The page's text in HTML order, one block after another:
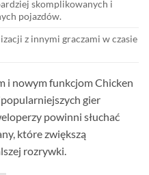
skomplikowanych i
pojazdów.
z innymi graczami w czasie
i nowym funkcjom Chicken
gier
powinni słuchać
które zwiększą
rozrywki.